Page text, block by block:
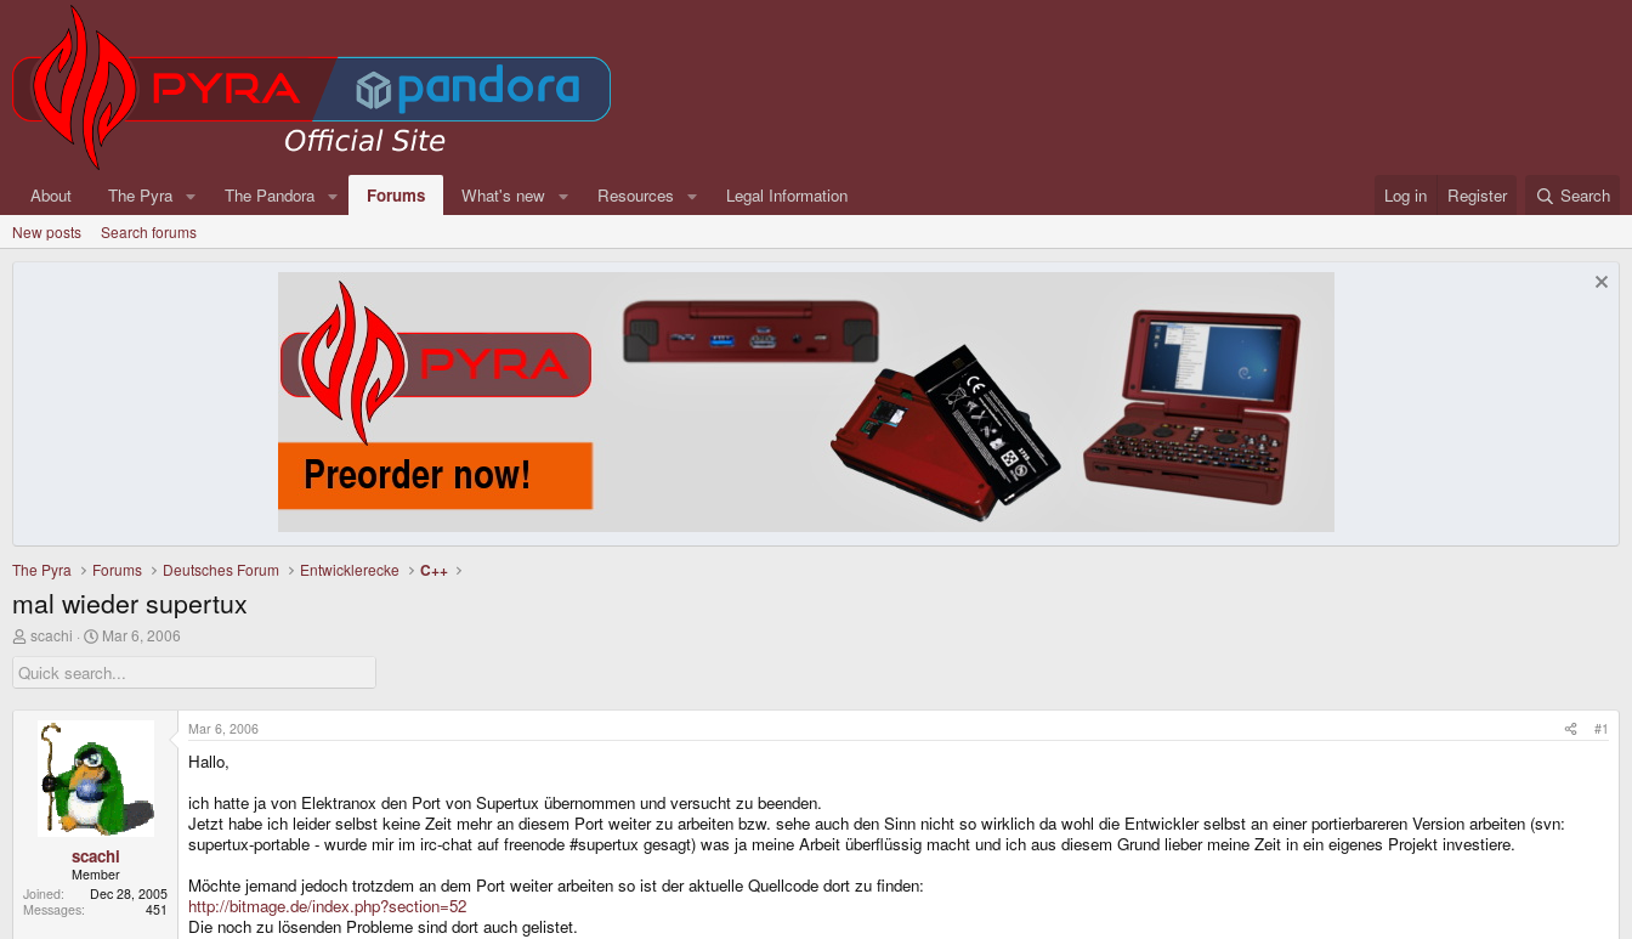
About The Pyra The Pandora Forums What's new Resources Legal Information Log in Register Search
New posts Search forums
The Pyra Forums Deutsches Forum Entwicklerecke C++
mal wieder supertux
T
r
e
scachi
S
a
r
a
t
e
Mar 6, 2006
scachi
Member
Joined
Dec 28, 2005
Messages
451
Mar 6, 2006 #1
Hallo,
ich hatte ja von Elektranox den Port von Supertux übernommen und versucht zu beenden.
Jetzt habe ich leider selbst keine Zeit mehr an diesem Port weiter zu arbeiten bzw. sehe auch den Sinn nicht so wirklich da wohl die Entwickler selbst an einer portierbareren Version arbeiten (svn:
supertux-portable - wurde mir im irc-chat auf freenode #supertux gesagt) was ja meine Arbeit überflüssig macht und ich aus diesem Grund lieber meine Zeit in ein eigenes Projekt investiere.
Möchte jemand jedoch trotzdem an dem Port weiter arbeiten so ist der aktuelle Quellcode dort zu finden:
http://bitmage.de/index.php?section=52
Die noch zu lösenden Probleme sind dort auch gelistet.